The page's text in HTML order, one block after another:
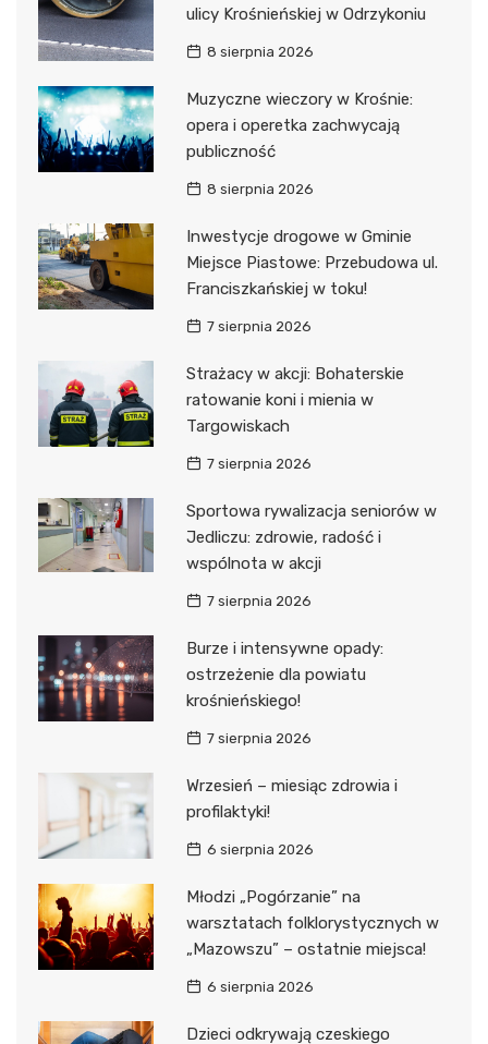
ulicy Krośnieńskiej w Odrzykoniu
8 sierpnia 2026
Muzyczne wieczory w Krośnie:
opera i operetka zachwycają
publiczność
8 sierpnia 2026
Inwestycje drogowe w Gminie
Miejsce Piastowe: Przebudowa ul.
Franciszkańskiej w toku!
7 sierpnia 2026
Strażacy w akcji: Bohaterskie
ratowanie koni i mienia w
Targowiskach
7 sierpnia 2026
Sportowa rywalizacja seniorów w
Jedliczu: zdrowie, radość i
wspólnota w akcji
7 sierpnia 2026
Burze i intensywne opady:
ostrzeżenie dla powiatu
krośnieńskiego!
7 sierpnia 2026
Wrzesień – miesiąc zdrowia i
profilaktyki!
6 sierpnia 2026
Młodzi „Pogórzanie” na
warsztatach folklorystycznych w
„Mazowszu” – ostatnie miejsca!
6 sierpnia 2026
Dzieci odkrywają czeskiego